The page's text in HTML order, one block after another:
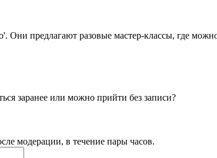
Они предлагают разовые мастер-классы, где
заранее или можно прийти без записи?
модерации, в течение пары часов.